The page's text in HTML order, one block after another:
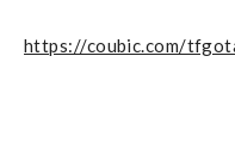
https://coubic.com/